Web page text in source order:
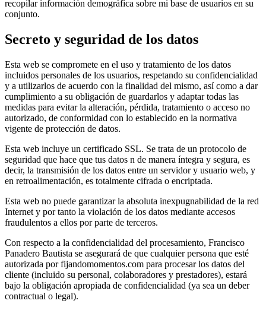
recopilar información demográfica sobre mi base de usuarios en su
conjunto.
Secreto y seguridad de los datos
Esta web se compromete en el uso y tratamiento de los datos
incluidos personales de los usuarios, respetando su confidencialidad
y a utilizarlos de acuerdo con la finalidad del mismo, así como a dar
cumplimiento a su obligación de guardarlos y adaptar todas las
medidas para evitar la alteración, pérdida, tratamiento o acceso no
autorizado, de conformidad con lo establecido en la normativa
vigente de protección de datos.
Esta web incluye un certificado SSL. Se trata de un protocolo de
seguridad que hace que tus datos n de manera íntegra y segura, es
decir, la transmisión de los datos entre un servidor y usuario web, y
en retroalimentación, es totalmente cifrada o encriptada.
Esta web no puede garantizar la absoluta inexpugnabilidad de la red
Internet y por tanto la violación de los datos mediante accesos
fraudulentos a ellos por parte de terceros.
Con respecto a la confidencialidad del procesamiento, Francisco
Panadero Bautista se asegurará de que cualquier persona que esté
autorizada por fijandomomentos.com para procesar los datos del
cliente (incluido su personal, colaboradores y prestadores), estará
bajo la obligación apropiada de confidencialidad (ya sea un deber
contractual o legal).